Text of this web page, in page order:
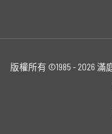
版權所有 ©1985 - 2026